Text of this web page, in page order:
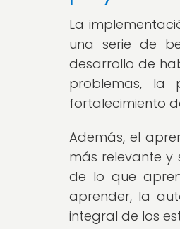
La
una serie de
desarrollo de
problemas, la
fortalecimiento
Además, el
más relevante y
de lo que
aprender, la
integral de los